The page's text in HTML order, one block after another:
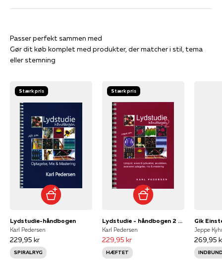
Gør dit køb komplet med produkter, der matcher i stil, tema
eller stemning
Stærk pris
Lydstudie-håndbogen
Karl Pedersen
229,95 kr
SPIRALRYG
Stærk pris
Lydstudie - håndbogen 2 - Udstyret, levels.....
Karl Pedersen
229,95 kr
HÆFTET
Gik
269,95